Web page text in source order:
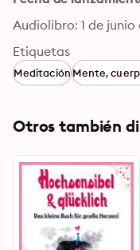
Audiolibro: 1 de junio
Etiquetas
MeditaciónMente,
Otros también